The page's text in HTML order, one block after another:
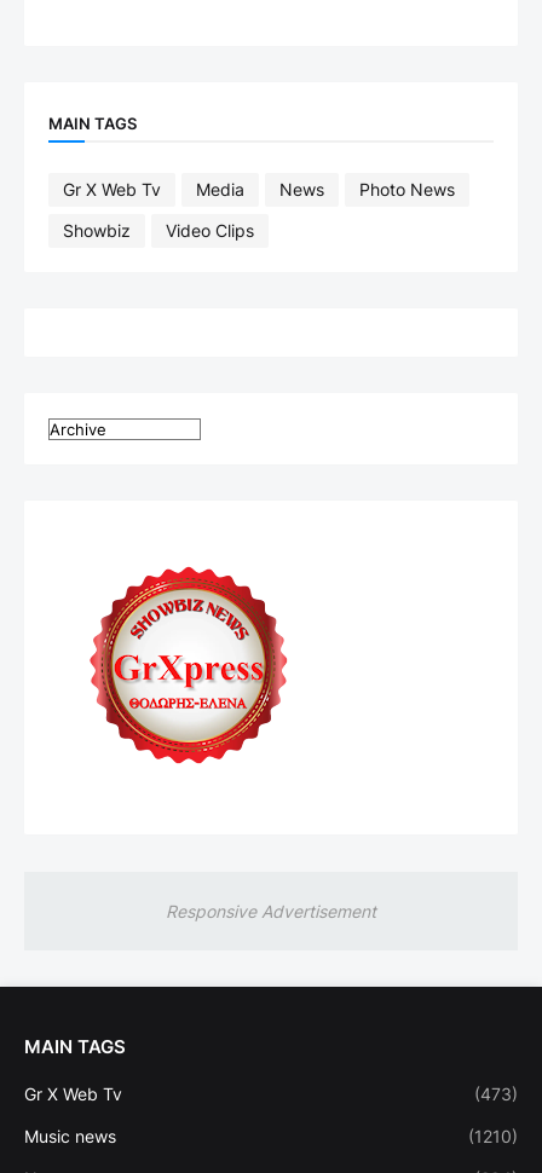
MAIN TAGS
Gr X Web Tv Media News
Photo News
Showbiz
Video Clips
Responsive Advertisement
MAIN TAGS
Gr X Web Tv (473)
Music news (1210)